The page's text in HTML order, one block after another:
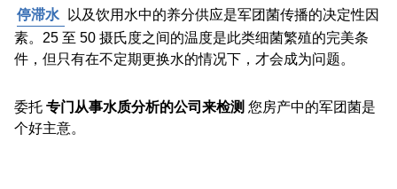
停滞水
以及饮用水中的养分供应是军团菌传播的决定性因
素。25 至 50 摄氏度之间的温度是此类细菌繁殖的完美条
件，但只有在不定期更换水的情况下，才会成为问题。
委托 专门从事水质分析的公司来检测 您房产中的军团菌是
个好主意。